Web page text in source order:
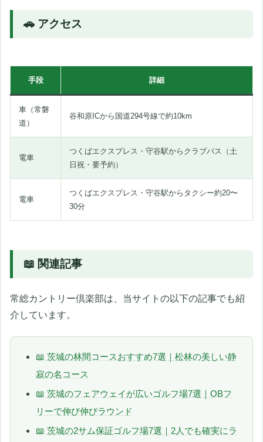
🚗 アクセス
手段 詳細
車（常磐
道）
谷和原ICから国道294号線で約10km
電車
つくばエクスプレス・守谷駅からクラブバス（土
日祝・要予約）
電車
つくばエクスプレス・守谷駅からタクシー約20〜
30分
📖 関連記事
常総カントリー倶楽部は、当サイトの以下の記事でも紹
介しています。
📖 茨城の林間コースおすすめ7選｜松林の美しい静
寂の名コース
📖 茨城のフェアウェイが広いゴルフ場7選｜OBフ
リーで伸び伸びラウンド
📖 茨城の2サム保証ゴルフ場7選｜2人でも確実にラ